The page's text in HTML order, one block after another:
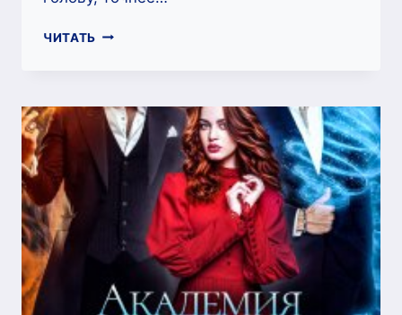
ЧИТАТЬ ДРАКОН
—
АЛЕКСАНДРА
БЕРГ